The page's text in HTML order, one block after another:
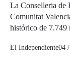
La Conselleria de
Comunitat
histórico de
El Independiente04